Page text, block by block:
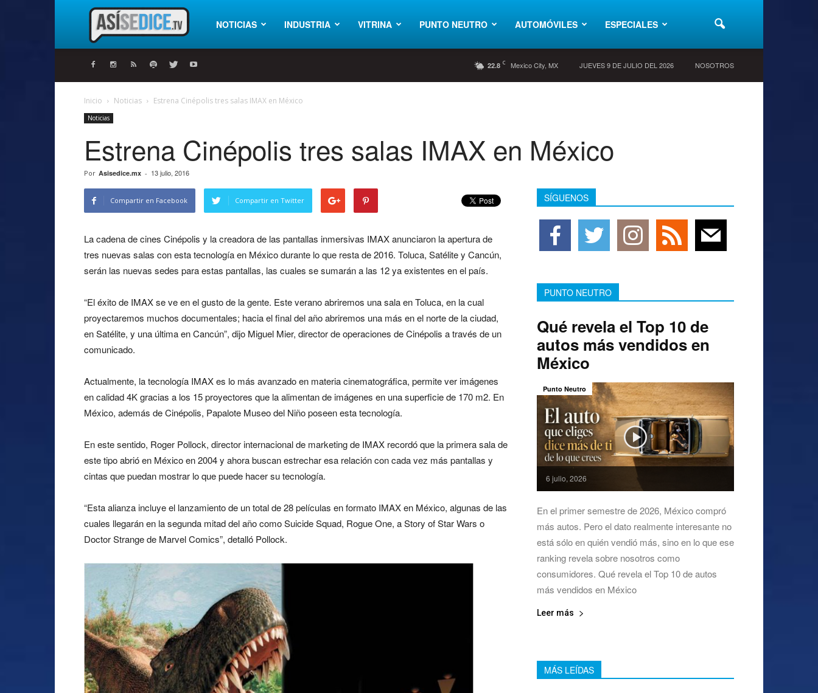
AsíNOTICIAS INDUSTRIA VITRINA PUNTO NEUTRO AUTOMÓVILES ESPECIALES
22.8 C Mexico City, MX JUEVES 9 DE JULIO DEL 2026 NOSOTROS
Inicio Noticias Estrena Cinépolis tres salas IMAX en México
Noticias
Estrena Cinépolis tres salas IMAX en México
Por Asisedice.mx - 13 julio, 2016
Compartir en Facebook Compartir en Twitter
La cadena de cines Cinépolis y la creadora de las pantallas inmersivas IMAX anunciaron la apertura de
tres nuevas salas con esta tecnología en México durante lo que resta de 2016. Toluca, Satélite y Cancún,
serán las nuevas sedes para estas pantallas, las cuales se sumarán a las 12 ya existentes en el país.
“El éxito de IMAX se ve en el gusto de la gente. Este verano abriremos una sala en Toluca, en la cual
proyectaremos muchos documentales; hacia el final del año abriremos una más en el norte de la ciudad,
en Satélite, y una última en Cancún”, dijo Miguel Mier, director de operaciones de Cinépolis a través de un
comunicado.
Actualmente, la tecnología IMAX es lo más avanzado en materia cinematográfica, permite ver imágenes
en calidad 4K gracias a los 15 proyectores que la alimentan de imágenes en una superficie de 170 m2. En
México, además de Cinépolis, Papalote Museo del Niño poseen esta tecnología.
En este sentido, Roger Pollock, director internacional de marketing de IMAX recordó que la primera sala de
este tipo abrió en México en 2004 y ahora buscan estrechar esa relación con cada vez más pantallas y
cintas que puedan mostrar lo que puede hacer su tecnología.
“Esta alianza incluye el lanzamiento de un total de 28 películas en formato IMAX en México, algunas de las
cuales llegarán en la segunda mitad del año como Suicide Squad, Rogue One, a Story of Star Wars o
Doctor Strange de Marvel Comics”, detalló Pollock.
SÍGUENOS
PUNTO NEUTRO
Qué revela el Top 10 de
autos más vendidos en
México
6 julio, 2026
Punto Neutro
En el primer semestre de 2026, México compró
más autos. Pero el dato realmente interesante no
está sólo en quién vendió más, sino en lo que ese
ranking revela sobre nosotros como
consumidores. Qué revela el Top 10 de autos
más vendidos en México
Leer más
MÁS LEÍDAS